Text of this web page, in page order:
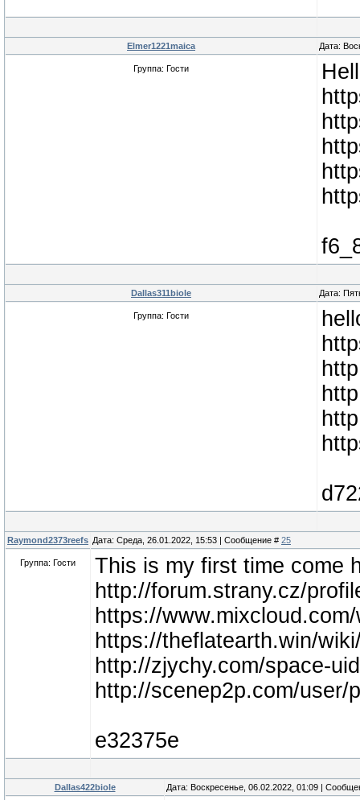
Elmer1221maica Дата:
Группа: Гости
Dallas311biole Дата:
Группа: Гости
Raymond2373reefs Дата: Среда, 26.01.2022, 15:53 | Сообщение # 25
Группа: Гости
This is my first time come
http://forum.strany.cz/
https://
https://theflatearth.win/
http://zjychy.com/space-
http://scenep2p.com/user/
e32375e
Dallas422biole Дата: Воскресенье, 06.02.2022, 01:09 |